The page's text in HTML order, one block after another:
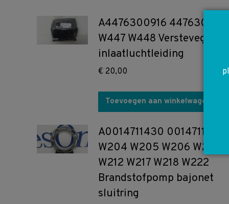
A4476300916 4476300916
W447 W448 Versteveging
inlaatluchtleiding
€ 20,00
Toevoegen aan winkelwagen
A0014711430 0014711430
W204 W205 W206 W207
W212 W217 W218 W222
Brandstofpomp bajonet
sluitring